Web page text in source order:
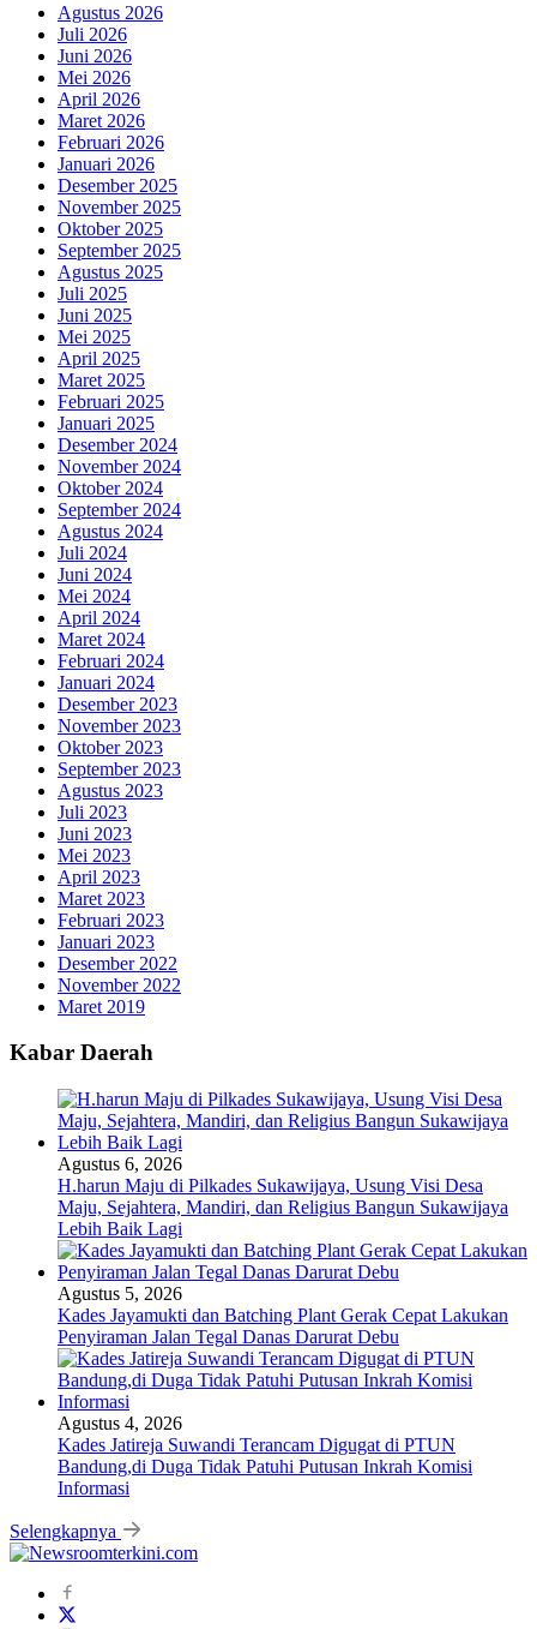
Agustus 2026
Juli 2026
Juni 2026
Mei 2026
April 2026
Maret 2026
Februari 2026
Januari 2026
Desember 2025
November 2025
Oktober 2025
September 2025
Agustus 2025
Juli 2025
Juni 2025
Mei 2025
April 2025
Maret 2025
Februari 2025
Januari 2025
Desember 2024
November 2024
Oktober 2024
September 2024
Agustus 2024
Juli 2024
Juni 2024
Mei 2024
April 2024
Maret 2024
Februari 2024
Januari 2024
Desember 2023
November 2023
Oktober 2023
September 2023
Agustus 2023
Juli 2023
Juni 2023
Mei 2023
April 2023
Maret 2023
Februari 2023
Januari 2023
Desember 2022
November 2022
Maret 2019
Kabar Daerah
Agustus 6, 2026
H.harun Maju di Pilkades Sukawijaya, Usung Visi Desa
Maju, Sejahtera, Mandiri, dan Religius Bangun Sukawijaya
Lebih Baik Lagi
Agustus 5, 2026
Kades Jayamukti dan Batching Plant Gerak Cepat Lakukan
Penyiraman Jalan Tegal Danas Darurat Debu
Agustus 4, 2026
Kades Jatireja Suwandi Terancam Digugat di PTUN
Bandung,di Duga Tidak Patuhi Putusan Inkrah Komisi
Informasi
Selengkapnya